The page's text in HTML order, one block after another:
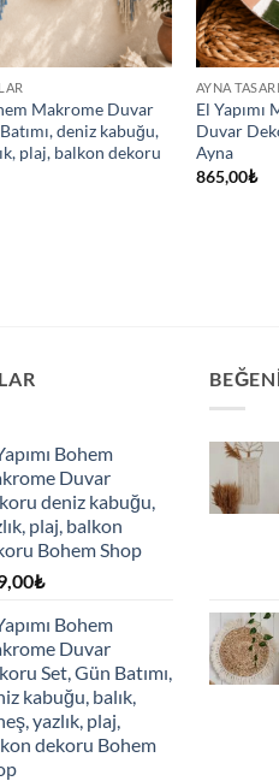
Makrome Duvar
deniz kabuğu,
plaj, balkon dekoru
AYNA
El Yapımı
Duvar
Ayna
865,00₺
Bohem
Duvar
deniz kabuğu,
plaj, balkon
Bohem Shop
₺
Bohem
Duvar
Set, Gün Batımı,
kabuğu, balık,
yazlık, plaj,
dekoru Bohem